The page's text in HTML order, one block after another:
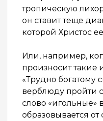
тропическую
он ставит теще
которой Христос
Или, например,
произносит такие
«Трудно богатому
верблюду пройти
слово «игольные»
образовывается